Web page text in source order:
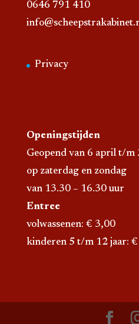
0646 791 410
Privacy
Openingstijden
Geopend van 6 april t/m
op zaterdag en zondag
van 13.30 – 16.30 uur
Entree
volwassenen: € 3,00
kinderen 5 t/m 12 jaar: